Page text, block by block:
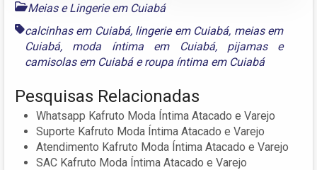
Meias e Lingerie em Cuiabá
calcinhas em Cuiabá, lingerie em Cuiabá, meias em
Cuiabá, moda íntima em Cuiabá, pijamas e
camisolas em Cuiabáeroupa íntima em Cuiabá
Pesquisas Relacionadas
Whatsapp Kafruto Moda Íntima Atacado e Varejo
Suporte Kafruto Moda Íntima Atacado e Varejo
Atendimento Kafruto Moda Íntima Atacado e Varejo
SAC Kafruto Moda Íntima Atacado e Varejo